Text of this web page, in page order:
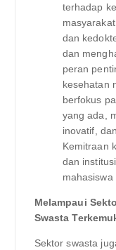
terhadap
dan
dan
peran
kesehatan
berfokus
yang ada,
inovatif,
Kemitraan
dan
Melampaui
Swasta
Sektor swasta